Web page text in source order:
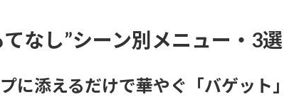
なし”シーン別メニュー・3選
に添えるだけで華やぐ「バゲット」